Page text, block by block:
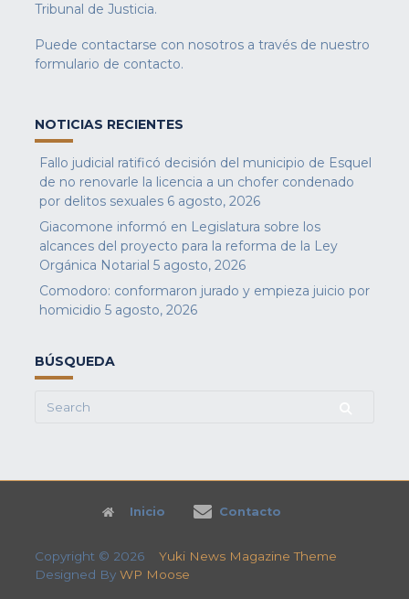
Tribunal de Justicia.
Puede contactarse con nosotros a través de nuestro
formulario de contacto.
NOTICIAS RECIENTES
Fallo judicial ratificó decisión del municipio de Esquel
de no renovarle la licencia a un chofer condenado
por delitos sexuales 6 agosto, 2026
Giacomone informó en Legislatura sobre los
alcances del proyecto para la reforma de la Ley
Orgánica Notarial 5 agosto, 2026
Comodoro: conformaron jurado y empieza juicio por
homicidio 5 agosto, 2026
BÚSQUEDA
Search
Inicio Contacto
Copyright © 2026 Yuki News Magazine Theme
Designed By WP Moose